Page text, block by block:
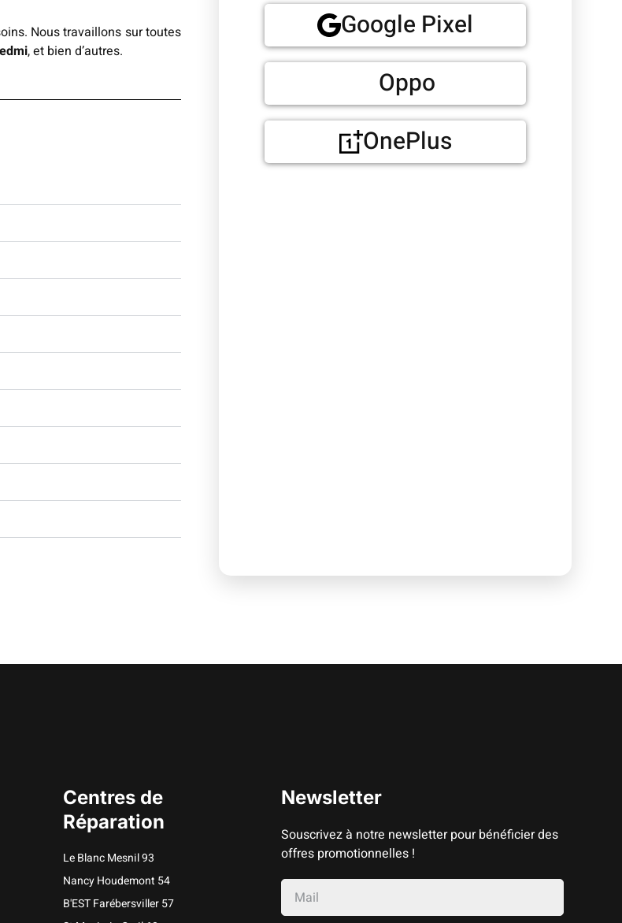
Nous travaillons sur toutes
, et bien d’autres.
Google Pixel
Oppo
OnePlus
Centres de
Réparation
Le Blanc Mesnil 93
Nancy Houdemont 54
B'EST Farébersviller 57
Newsletter
Souscrivez à notre newsletter pour bénéficier des
offres promotionnelles !